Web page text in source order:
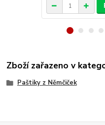
Zboží zařazeno v
Paštiky z Němčiček